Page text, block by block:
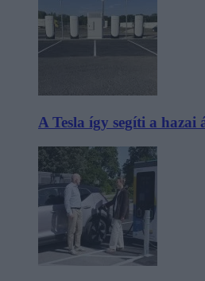
A Tesla így segíti a hazai